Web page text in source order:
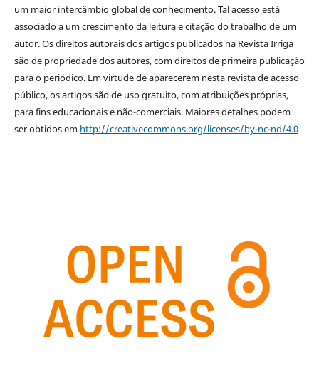
um maior intercâmbio global de conhecimento. Tal acesso está
associado a um crescimento da leitura e citação do trabalho de um
autor. Os direitos autorais dos artigos publicados na Revista Irriga
são de propriedade dos autores, com direitos de primeira publicação
para o periódico. Em virtude de aparecerem nesta revista de acesso
público, os artigos são de uso gratuito, com atribuições próprias,
para fins educacionais e não-comerciais. Maiores detalhes podem
ser obtidos em http://creativecommons.org/licenses/by-nc-nd/4.0